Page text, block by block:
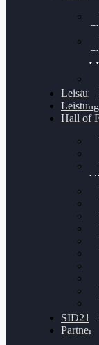
Hall of
Partner